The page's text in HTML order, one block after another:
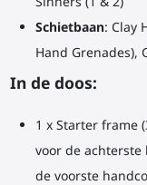
Schietbaan: Clay
Hand Grenades),
In de doos:
1 x Starter frame
voor de
de voorste